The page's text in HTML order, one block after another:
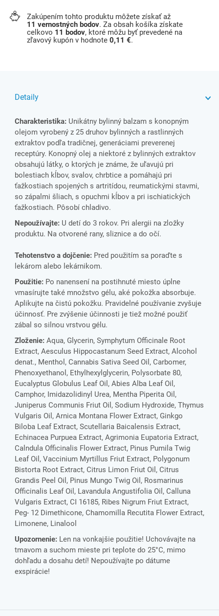
Zakúpením tohto produktu môžete získať až
11 vernostných bodov. Za obsah košíka získate
celkovo 11 bodov, ktoré môžu byť prevedené na
zľavový kupón v hodnote 0,11 €.
Detaily
Charakteristika: Unikátny bylinný balzam s konopným
olejom vyrobený z 25 druhov bylinných a rastlinných
extraktov podľa tradičnej, generáciami preverenej
receptúry. Konopný olej a niektoré z bylinných extraktov
obsahujú látky, o ktorých je známe, že uľavujú pri
bolestiach kĺbov, svalov, chrbtice a pomáhajú pri
ťažkostiach spojených s artritídou, reumatickými stavmi,
so zápalmi šliach, s opuchmi kĺbov a pri ischiatických
ťažkostiach. Pôsobí chladivo.
Nepoužívajte: U detí do 3 rokov. Pri alergii na zložky
produktu. Na otvorené rany, sliznice a do očí.
Tehotenstvo a dojčenie: Pred použitím sa poraďte s
lekárom alebo lekárnikom.
Použitie: Po nanensení na postihnuté miesto úplne
vmasírujte také množstvo gélu, aké pokožka absorbuje.
Aplikujte na čistú pokožku. Pravidelné používanie zvyšuje
účinnosť. Pre zvýšenie účinnosti je tiež možné použiť
zábal so silnou vrstvou gélu.
Zloženie: Aqua, Glycerin, Symphytum Officinale Root
Extract, Aesculus Hippocastanum Seed Extract, Alcohol
denat., Menthol, Cannabis Sativa Seed Oil, Carbomer,
Phenoxyethanol, Ethylhexylglycerin, Polysorbate 80,
Eucalyptus Globulus Leaf Oil, Abies Alba Leaf Oil,
Camphor, Imidazolidinyl Urea, Mentha Piperita Oil,
Juniperus Communis Friut Oil, Sodium Hydroxide, Thymus
Vulgaris Oil, Arnica Montana Flower Extract, Ginkgo
Biloba Leaf Extract, Scutellaria Baicalensis Extract,
Echinacea Purpuea Extract, Agrimonia Eupatoria Extract,
Calndula Officinalis Flower Extract, Pinus Pumila Twig
Leaf Oil, Vaccinium Myrtillus Friut Extract, Polygonum
Bistorta Root Extract, Citrus Limon Friut Oil, Citrus
Grandis Peel Oil, Pinus Mungo Twig Oil, Rosmarinus
Officinalis Leaf Oil, Lavandula Angustifolia Oil, Calluna
Vulgaris Extract, CI 16185, Ribes Nigrum Friut Extract,
Peg- 12 Dimethicone, Chamomilla Recutita Flower Extract,
Limonene, Linalool
Upozornenie: Len na vonkajšie použitie! Uchovávajte na
tmavom a suchom mieste pri teplote do 25°C, mimo
dohľadu a dosahu detí! Nepoužívajte po dátume
exspirácie!